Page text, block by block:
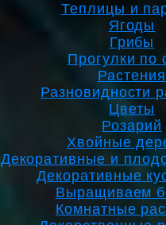
Теплицы и
Ягоды
Грибы
Прогулки по
Растения
Разновидности
Цветы
Розарий
Хвойные
Декоративные и
Декоративные
Выращиваем
Комнатные